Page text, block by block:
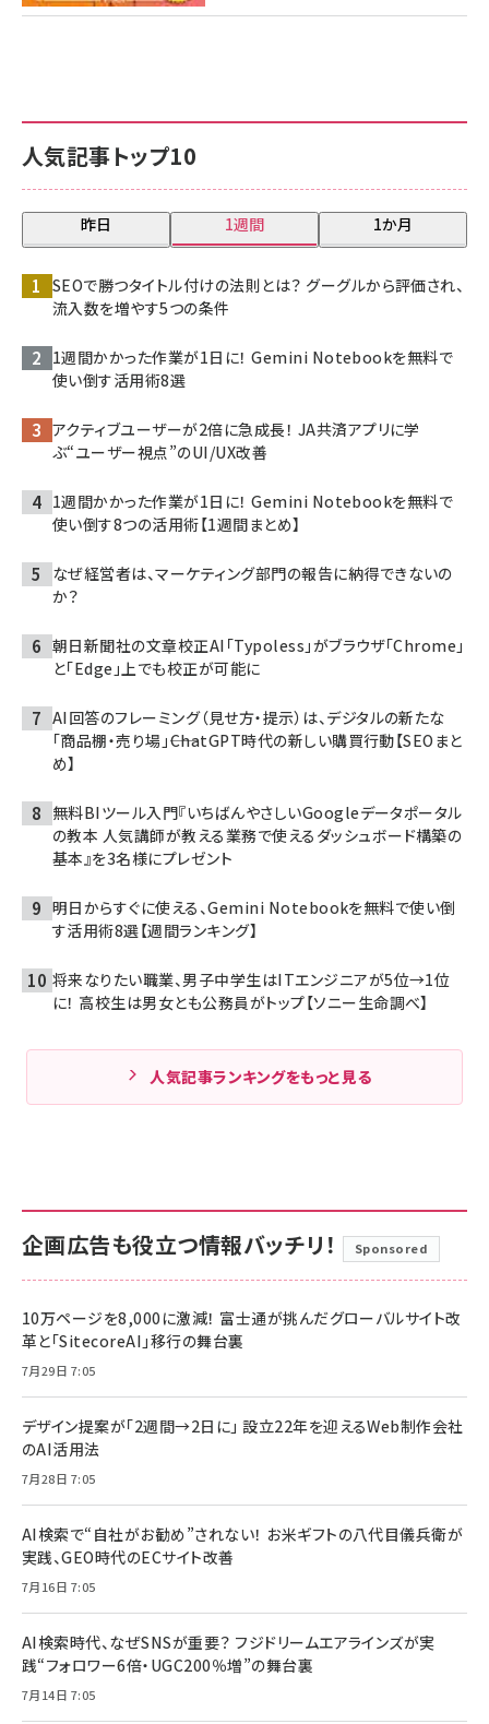
人気記事トップ10
昨日 1週間 1か月
SEOで勝つタイトル付けの法則とは？ グーグルから評価され、
流入数を増やす5つの条件
1週間かかった作業が1日に！ Gemini Notebookを無料で
使い倒す活用術8選
アクティブユーザーが2倍に急成長！ JA共済アプリに学
ぶ“ユーザー視点”のUI/UX改善
1週間かかった作業が1日に！ Gemini Notebookを無料で
使い倒す8つの活用術【1週間まとめ】
なぜ経営者は、マーケティング部門の報告に納得できないの
か？
朝日新聞社の文章校正AI「Typoless」がブラウザ「Chrome」
と「Edge」上でも校正が可能に
AI回答のフレーミング（見せ方・提示）は、デジタルの新たな
「商品棚・売り場」――ChatGPT時代の新しい購買行動【SEOまと
め】
無料BIツール入門『いちばんやさしいGoogleデータポータル
の教本 人気講師が教える業務で使えるダッシュボード構築の
基本』を3名様にプレゼント
明日からすぐに使える、Gemini Notebookを無料で使い倒
す活用術8選【週間ランキング】
将来なりたい職業、男子中学生はITエンジニアが5位→1位
に！ 高校生は男女とも公務員がトップ【ソニー生命調べ】
人気記事ランキングをもっと見る
企画広告も役立つ情報バッチリ！ Sponsored
10万ページを8,000に激減！ 富士通が挑んだグローバルサイト改
革と「SitecoreAI」移行の舞台裏
7月29日 7:05
デザイン提案が「2週間→2日に」 設立22年を迎えるWeb制作会社
のAI活用法
7月28日 7:05
AI検索で“自社がお勧め”されない！ お米ギフトの八代目儀兵衛が
実践、GEO時代のECサイト改善
7月16日 7:05
AI検索時代、なぜSNSが重要？ フジドリームエアラインズが実
践“フォロワー6倍・UGC200％増”の舞台裏
7月14日 7:05